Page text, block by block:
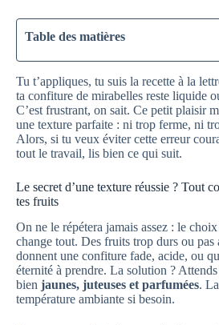
Table des matières
Tu t’appliques, tu suis la recette à la
ta confiture de mirabelles reste liquide
C’est frustrant, on sait. Ce petit plaisir
une texture parfaite : ni trop ferme, ni
Alors, si tu veux éviter cette erreur
tout le travail, lis bien ce qui suit.
Le secret d’une texture réussie ? Tout
tes fruits
On ne le répétera jamais assez : le choix
change tout. Des fruits trop durs ou pas
donnent une confiture fade, acide, ou
éternité à prendre. La solution ? Attends
bien jaunes, juteuses et parfumées.
température ambiante si besoin.